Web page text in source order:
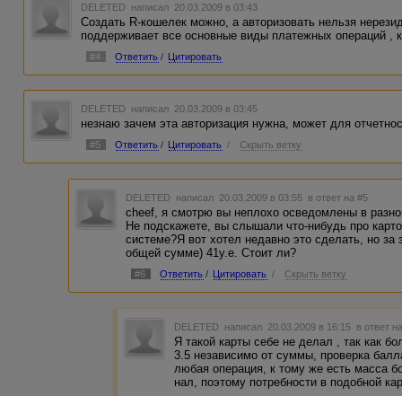
DELETED написал 20.03.2009 в 03:43
Создать R-кошелек можно, а авторизовать нельзя
поддерживает все основные виды платежных операций ,
#4 Ответить / Цитировать
DELETED написал 20.03.2009 в 03:45
незнаю зачем эта авторизация нужна, может для
#5 Ответить / Цитировать / Скрыть ветку
DELETED написал 20.03.2009 в 03:55 в ответ на #5
cheef, я смотрю вы неплохо осведомлены в
Не подскажете, вы слышали что-нибудь про
системе?Я вот хотел недавно это сделать, но за
общей сумме) 41у.е. Стоит ли?
#6 Ответить / Цитировать / Скрыть ветку
DELETED написал 20.03.2009 в 16:15 в ответ
Я такой карты себе не делал , так как
3.5 независимо от суммы, проверка
любая операция, к тому же есть масса
нал, поэтому потребности в подобной